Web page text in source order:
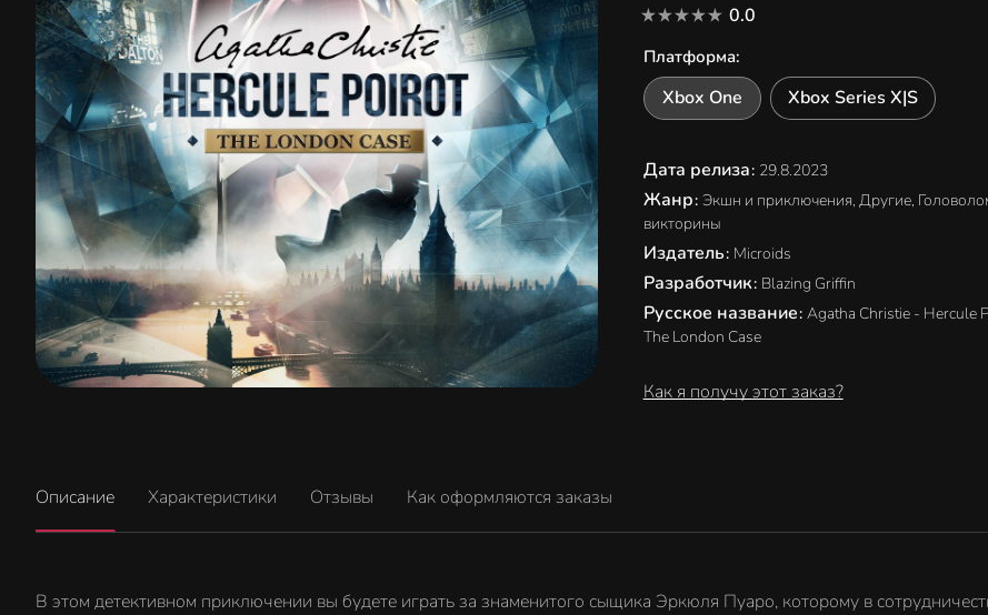
0.0
Платформа:
Xbox One Xbox Series X|S
Дата релиза: 29.8.2023
Жанр: Экшн и приключения, Другие,
викторины
Издатель: Microids
Разработчик: Blazing Griffin
Русское название: Agatha Christie - Hercule
The London Case
Как я получу этот заказ?
Описание Характеристики Отзывы Как оформляются заказы
В этом детективном приключении вы будете играть за знаменитого сыщика Эркюля Пуаро, которому в